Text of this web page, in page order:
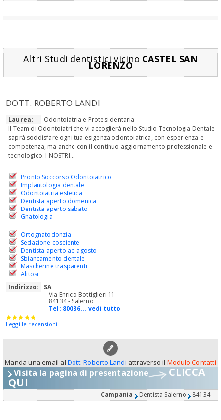
Altri Studi dentistici vicino CASTEL SAN
LORENZO
DOTT. ROBERTO LANDI
Laurea:
Odontoiatria e Protesi dentaria
Il Team di Odontoiatri che vi accoglierà nello Studio Tecnologia Dentale
saprà soddisfare ogni tua esigenza odontoiatrica, con esperienza e
competenza, ma anche con il continuo aggiornamento professionale e
tecnologico. I NOSTRI...
Pronto Soccorso Odontoiatrico
Implantologia dentale
Odontoiatria estetica
Dentista aperto domenica
Dentista aperto sabato
Gnatologia
Ortognatodonzia
Sedazione cosciente
Dentista aperto ad agosto
Sbiancamento dentale
Mascherine trasparenti
Alitosi
Indirizzo:
SA:
Via Enrico Bottiglieri 11
84134 - Salerno
Tel: 80086... vedi tutto
Leggi le recensioni
Manda una email alDott. Roberto Landi attraverso il Modulo Contatti
Visita la pagina di presentazione CLICCA
QUI
Campania Dentista Salerno 84134